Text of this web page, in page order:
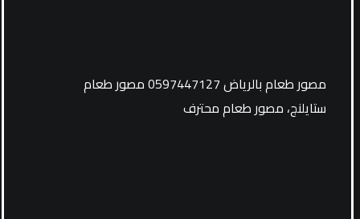
مصور طعام بالرياض 0597447127 مصور طعام
ستايلنج، مصور طعام محترف